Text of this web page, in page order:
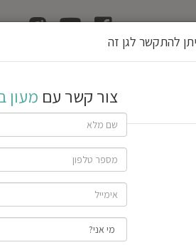
הוצאת רשיון גן
להתקשר לגן זה
צור קשר עם מעון